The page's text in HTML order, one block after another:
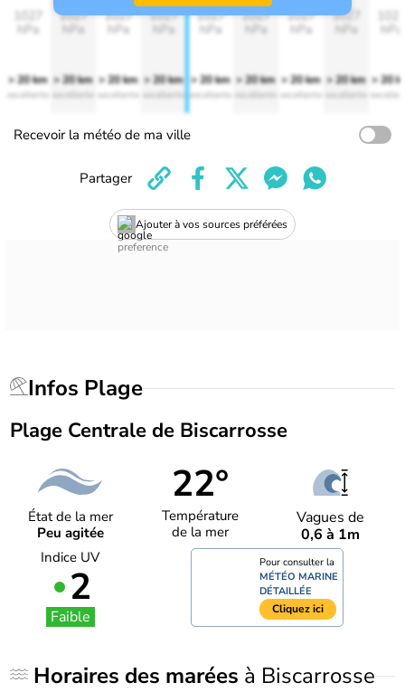
hPa
> 20 km
excellente
1027
hPa
> 20 km
excellente
1027
hPa
> 20 km
excellente
1027
hPa
> 20 km
excellente
1027
hPa
> 20 km
excellente
1027
hPa
> 20 km
excellente
1027
hPa
> 20 km
excellente
1027
hPa
> 20 km
excellente
hPa
> 20
Recevoir la météo de ma ville
Ajouter à vos sources préférées
Partager
Infos Plage
Plage Centrale de Biscarrosse
État de la mer
Peu agitée
22°
Température
de la mer
Vagues de
0,6 à 1m
Indice UV
2
Faible
Pour consulter la
MÉTÉO MARINE
DÉTAILLÉE
Cliquez ici
Horaires des marées à Biscarrosse